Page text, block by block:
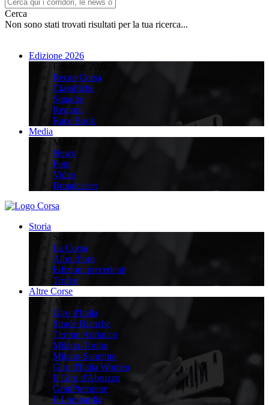
Cerca
Non sono stati trovati risultati per la tua ricerca...
Edizione 2026
Edizione 2026
Recap Corsa
Classifiche
Squadre
Regioni
Race Book
Media
Media
News
Foto
Video
Broadcaster
Storia
Storia
La Corsa
Albo d’oro
Edizioni precedenti
Trofeo
Altre Corse
Altre Corse
Giro d'Italia
Strade Bianche
Tirreno Adriatico
Milano-Torino
Milano-Sanremo
Giro d'Italia Women
Il Giro d'Abruzzo
GranPiemonte
Il Lombardia